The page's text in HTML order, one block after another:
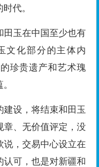
代。
田玉在中国至少也有
文化部分的主体内
珍贵遗产和艺术瑰
设，将结束和田玉
章、无价值评定，没
说，交易中心设立在
认可，也是对新疆和